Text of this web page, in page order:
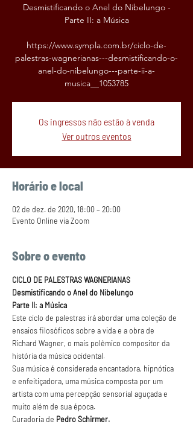
Desmistificando o Anel do Nibelungo -
Parte II: a Música
https://www.sympla.com.br/ciclo-de-
palestras-wagnerianas---desmistificando-o-
anel-do-nibelungo---parte-ii-a-
Os ingressos não estão à venda
Ver outros eventos
Horário e local
02 de dez. de 2020, 18:00 – 20:00
Evento Online via Zoom
Sobre o evento
CICLO DE PALESTRAS WAGNERIANAS
Desmistificando o Anel do Nibelungo
Parte II: a Música
Este ciclo de palestras irá abordar uma coleção de
ensaios filosóficos sobre a vida e a obra de
Richard Wagner, o mais polêmico compositor da
história da música ocidental.
Sua música é considerada encantadora, hipnótica
e enfeitiçadora, uma música composta por um
artista com uma percepção sensorial aguçada e
muito além de sua época.
Curadoria de Pedro Schirmer.